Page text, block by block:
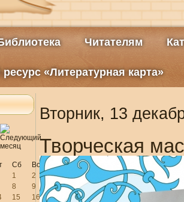
Читателям
«Литературная карта»
Сб
Вс
1
2
8
9
15
16
Вторник, 13
Творческая